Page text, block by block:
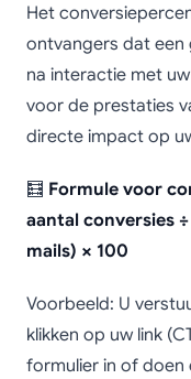
Het
ontvangers dat
na interactie met
voor de prestaties
directe impact op
🧮 Formule voor
aantal conversies
mails) × 100
Voorbeeld: U
klikken op uw link
formulier in of doen